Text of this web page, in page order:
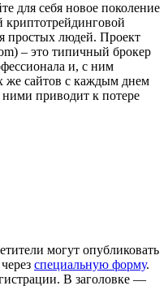
для себя новое поколение
простых людей. Проект
– это типичный брокер
и, с ним
же сайтов с каждым днем
ними приводит к потере
могут опубликовать
специальную форму.
В заголовке —